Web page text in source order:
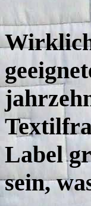
Label
sein,